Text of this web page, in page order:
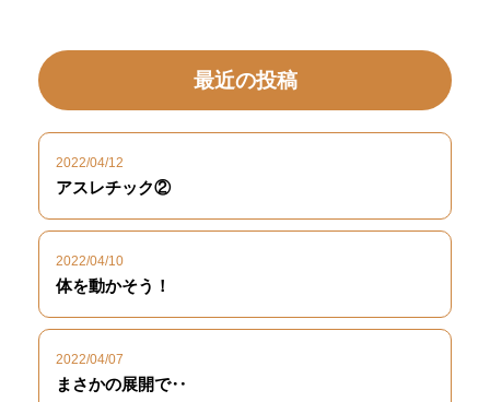
最近の投稿
2022/04/12
アスレチック②
2022/04/10
体を動かそう！
2022/04/07
まさかの展開で‥